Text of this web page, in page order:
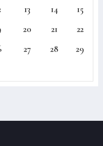
13 14
15
20 21
22
27 28
29